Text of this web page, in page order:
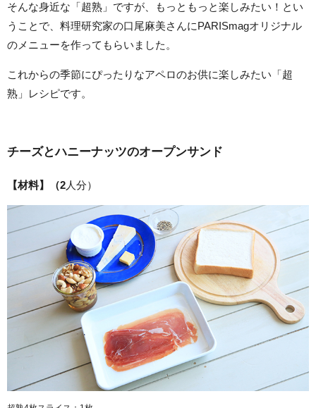
そんな身近な「超熟」ですが、もっともっと楽しみたい！とい
うことで、料理研究家の口尾麻美さんにPARISmagオリジナル
のメニューを作ってもらいました。
これからの季節にぴったりなアペロのお供に楽しみたい「超
熟」レシピです。
チーズとハニーナッツのオープンサンド
【材料】（2人分）